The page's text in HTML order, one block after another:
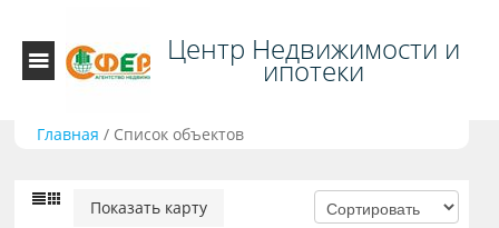
Центр Недвижимости и
ипотеки
Главная / Список объектов
Показать карту